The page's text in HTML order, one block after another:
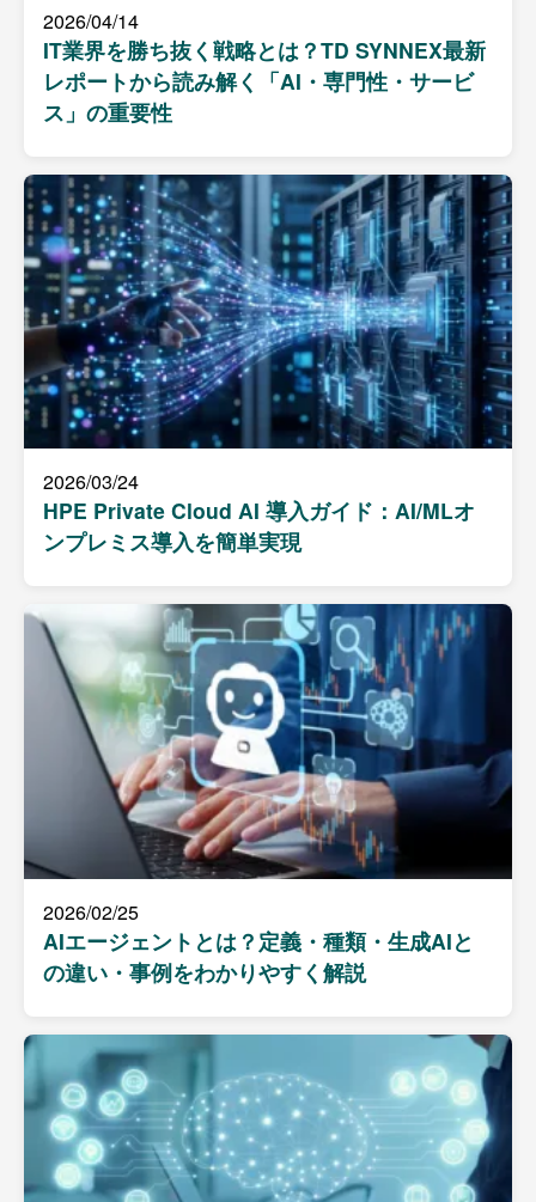
2026/04/14
IT業界を勝ち抜く戦略とは？TD SYNNEX最新
レポートから読み解く「AI・専門性・サービ
ス」の重要性
2026/03/24
HPE Private Cloud AI 導入ガイド：AI/MLオ
ンプレミス導入を簡単実現
2026/02/25
AIエージェントとは？定義・種類・生成AIと
の違い・事例をわかりやすく解説